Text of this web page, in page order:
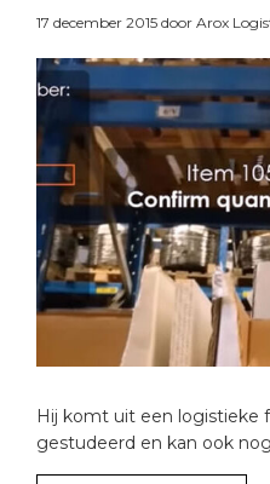
17 december 2015 door Arox
Hij komt uit een logistieke
gestudeerd en kan ook